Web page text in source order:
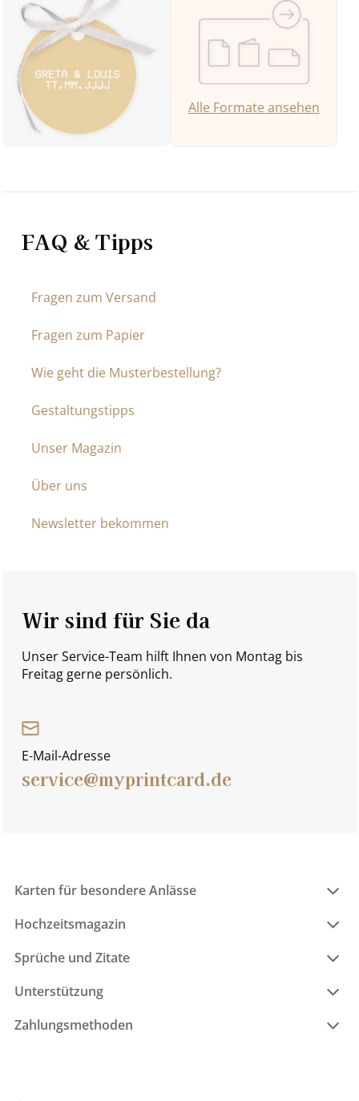
Alle Formate ansehen
FAQ & Tipps
Fragen zum Versand
Fragen zum Papier
Wie geht die Musterbestellung?
Gestaltungstipps
Unser Magazin
Über uns
Newsletter bekommen
Wir sind für Sie da
Unser Service-Team hilft Ihnen von Montag bis
Freitag gerne persönlich.
E-Mail-Adresse
service@myprintcard.de
Karten für besondere Anlässe
Hochzeitsmagazin
Sprüche und Zitate
Unterstützung
Zahlungsmethoden